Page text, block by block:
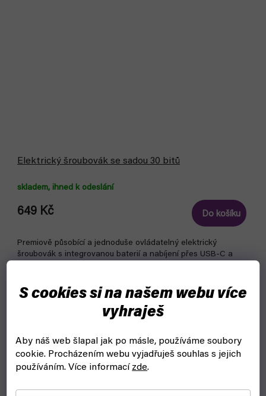
S cookies si na našem webu více
vyhraješ
Aby náš web šlapal jak po másle, používáme soubory
cookie. Procházením webu vyjadřuješ souhlas s jejich
používáním. Více informací zde.
Elektrický šroubovák se sadou 30 bitů
skladem, ihned k odeslání
649 Kč Do košíku
Premiově působící a jednoduše ovládatelný elektrický
šroubovák s integrovanou baterií a nabíjení přes USB-C a